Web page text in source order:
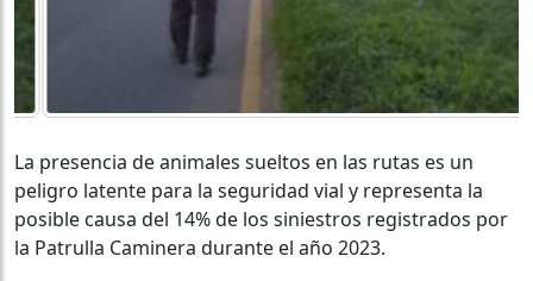
La presencia de animales sueltos en las rutas es un
peligro latente para la seguridad vial y representa la
posible causa del 14% de los siniestros registrados por
la Patrulla Caminera durante el año 2023.